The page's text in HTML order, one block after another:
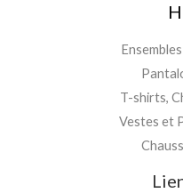
T-shirts,
Vestes et